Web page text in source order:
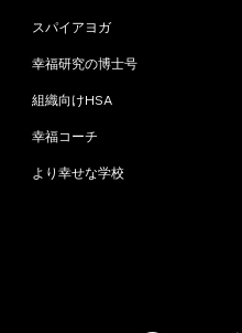
スパイアヨガ
幸福研究の博士号
組織向けHSA
幸福コーチ
より幸せな学校